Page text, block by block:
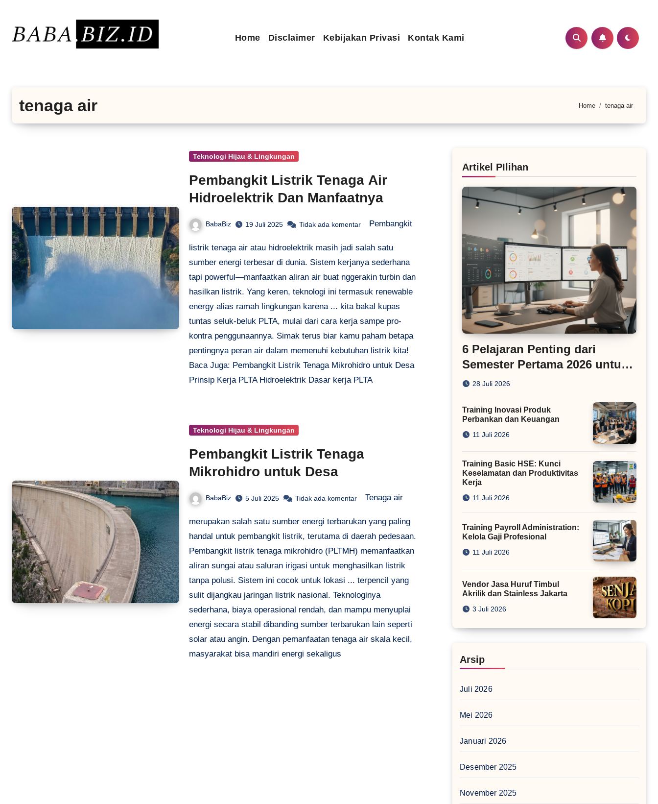
konten
Home Disclaimer Kebijakan Privasi Kontak Kami
tenaga air Home tenaga air
Teknologi Hijau & Lingkungan
Pembangkit Listrik Tenaga Air
Hidroelektrik Dan Manfaatnya
BabaBiz 19 Juli 2025 Tidak ada komentar Pembangkit
listrik tenaga air atau hidroelektrik masih jadi salah satu
sumber energi terbesar di dunia. Sistem kerjanya sederhana
tapi powerful—manfaatkan aliran air buat nggerakin turbin dan
hasilkan listrik. Yang keren, teknologi ini termasuk renewable
energy alias ramah lingkungan karena ... kita bakal kupas
tuntas seluk-beluk PLTA, mulai dari cara kerja sampe pro-
kontra penggunaannya. Simak terus biar kamu paham betapa
pentingnya peran air dalam memenuhi kebutuhan listrik kita!
Baca Juga: Pembangkit Listrik Tenaga Mikrohidro untuk Desa
Prinsip Kerja PLTA Hidroelektrik Dasar kerja PLTA
Teknologi Hijau & Lingkungan
Pembangkit Listrik Tenaga
Mikrohidro untuk Desa
BabaBiz 5 Juli 2025 Tidak ada komentar Tenaga air
merupakan salah satu sumber energi terbarukan yang paling
handal untuk pembangkit listrik, terutama di daerah pedesaan.
Pembangkit listrik tenaga mikrohidro (PLTMH) memanfaatkan
aliran sungai atau saluran irigasi untuk menghasilkan listrik
tanpa polusi. Sistem ini cocok untuk lokasi ... terpencil yang
sulit dijangkau jaringan listrik nasional. Teknologinya
sederhana, biaya operasional rendah, dan mampu menyuplai
energi secara stabil dibanding sumber terbarukan lain seperti
solar atau angin. Dengan pemanfaatan tenaga air skala kecil,
masyarakat bisa mandiri energi sekaligus
Artikel PIlihan
6 Pelajaran Penting dari
Semester Pertama 2026 untuk
Bisnis Digital
28 Juli 2026
Training Inovasi Produk
Perbankan dan Keuangan
11 Juli 2026
Training Basic HSE: Kunci
Keselamatan dan Produktivitas
Kerja
11 Juli 2026
Training Payroll Administration:
Kelola Gaji Profesional
11 Juli 2026
Vendor Jasa Huruf Timbul
Akrilik dan Stainless Jakarta
3 Juli 2026
Arsip
Juli 2026
Mei 2026
Januari 2026
Desember 2025
November 2025